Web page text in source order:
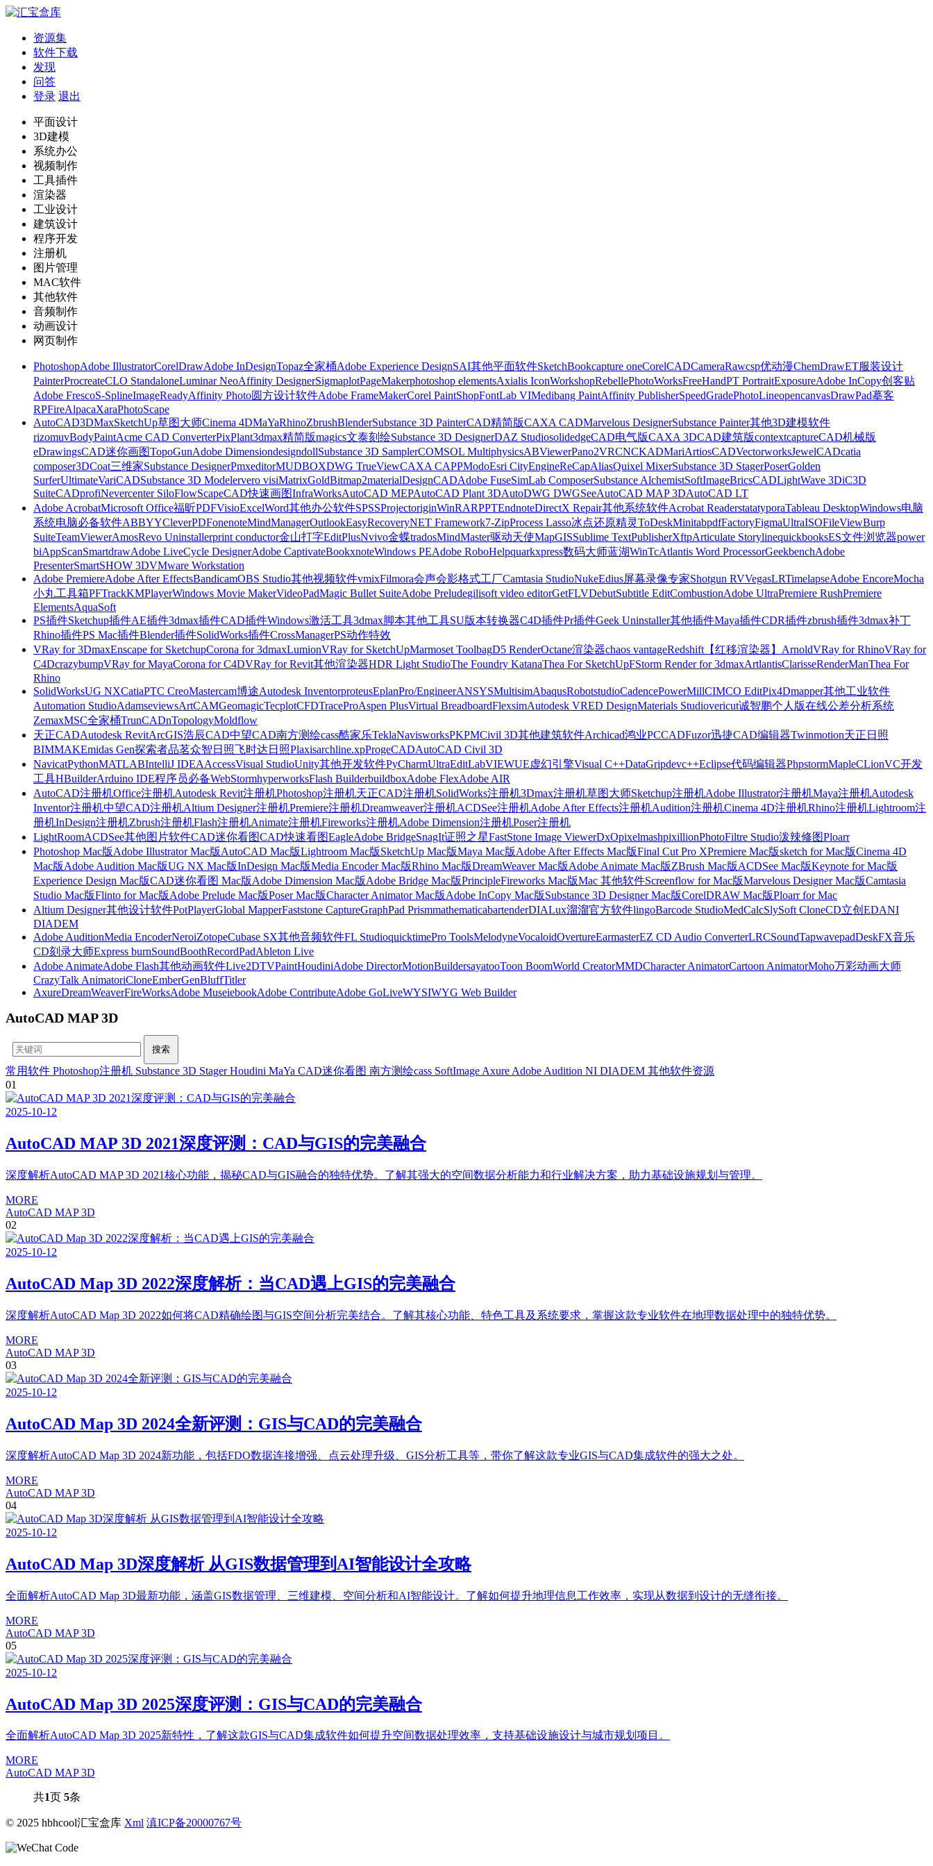
资源集
软件下载
发现
问答
登录 退出
平面设计
3D建模
系统办公
视频制作
工具插件
渲染器
工业设计
建筑设计
程序开发
注册机
图片管理
MAC软件
其他软件
音频制作
动画设计
网页制作
PhotoshopAdobe IllustratorCorelDrawAdobe InDesignTopaz全家桶Adobe Experience DesignSAI其他平面软件SketchBookcapture oneCorelCADCameraRawcsp优动漫ChemDrawET服装设计
PainterProcreateCLO StandaloneLuminar NeoAffinity DesignerSigmaplotPageMakerphotoshop elementsAxialis IconWorkshopRebellePhotoWorksFreeHandPT PortraitExposureAdobe InCopy创客贴
Adobe FrescoS-SplineImageReadyAffinity Photo圆方设计软件Adobe FrameMakerCorel PaintShopFontLab VIMedibang PaintAffinity PublisherSpeedGradePhotoLineopencanvasDrawPad摹客
RPFireAlpacaXaraPhotoScape
AutoCAD3DMaxSketchUp草图大师Cinema 4DMaYaRhinoZbrushBlenderSubstance 3D PainterCAD精简版CAXA CADMarvelous DesignerSubstance Painter其他3D建模软件
rizomuvBodyPaintAcme CAD ConverterPixPlant3dmax精简版magics文泰刻绘Substance 3D DesignerDAZ StudiosolidedgeCAD电气版CAXA 3DCAD建筑版contextcaptureCAD机械版
eDrawingsCAD迷你画图TopoGunAdobe DimensiondesigndollSubstance 3D SamplerCOMSOL MultiphysicsABViewerPano2VRCNCKADMariArtiosCADVectorworksJewelCADcatia
composer3DCoat三维家Substance DesignerPmxeditorMUDBOXDWG TrueViewCAXA CAPPModoEsri CityEngineReCapAliasQuixel MixerSubstance 3D StagerPoserGolden
SurferUltimateVariCADSubstance 3D Modelervero visiMatrixGoldBitmap2materialDesignCADAdobe FuseSimLab ComposerSubstance AlchemistSoftImageBricsCADLightWave 3DiC3D
SuiteCADprofiNevercenter SiloFlowScapeCAD快速画图InfraWorksAutoCAD MEPAutoCAD Plant 3DAutoDWG DWGSeeAutoCAD MAP 3DAutoCAD LT
Adobe AcrobatMicrosoft Office福昕PDFVisioExcelWord其他办公软件SPSSProjectoriginWinRARPPTEndnoteDirectX Repair其他系统软件Acrobat ReaderstatatyporaTableau DesktopWindows电脑
系统电脑必备软件ABBYYCleverPDFonenoteMindManagerOutlookEasyRecoveryNET Framework7-ZipProcess Lasso冰点还原精灵ToDeskMinitabpdfFactoryFigmaUltraISOFileViewBurp
SuiteTeamViewerAmosRevo Uninstallerprint conductor金山打字EditPlusNvivo金蝶tradosMindMaster驱动天使MapGISSublime TextPublisherXftpArticulate StorylinequickbooksES文件浏览器power
biAppScanSmartdrawAdobe LiveCycle DesignerAdobe CaptivateBookxnoteWindows PEAdobe RoboHelpquarkxpress数码大师蓝湖WinTcAtlantis Word ProcessorGeekbenchAdobe
PresenterSmartSHOW 3DVMware Workstation
Adobe PremiereAdobe After EffectsBandicamOBS Studio其他视频软件vmixFilmora会声会影格式工厂Camtasia StudioNukeEdius屏幕录像专家Shotgun RVVegasLRTimelapseAdobe EncoreMocha
小丸工具箱PFTrackKMPlayerWindows Movie MakerVideoPadMagic Bullet SuiteAdobe Preludegilisoft video editorGetFLVDebutSubtitle EditCombustionAdobe UltraPremiere RushPremiere
ElementsAquaSoft
PS插件Sketchup插件AE插件3dmax插件CAD插件Windows激活工具3dmax脚本其他工具SU版本转换器C4D插件Pr插件Geek Uninstaller其他插件Maya插件CDR插件zbrush插件3dmax补丁
Rhino插件PS Mac插件Blender插件SolidWorks插件CrossManagerPS动作特效
VRay for 3DmaxEnscape for SketchupCorona for 3dmaxLumionVRay for SketchUpMarmoset ToolbagD5 RenderOctane渲染器chaos vantageRedshift【红移渲染器】 ArnoldVRay for RhinoVRay for
C4DcrazybumpVRay for MayaCorona for C4DVRay for Revit其他渲染器HDR Light StudioThe Foundry KatanaThea For SketchUpFStorm Render for 3dmaxArtlantisClarisseRenderManThea For
Rhino
SolidWorksUG NXCatiaPTC CreoMastercam博途Autodesk InventorproteusEplanPro/EngineerANSYSMultisimAbaqusRobotstudioCadencePowerMillCIMCO EditPix4Dmapper其他工业软件
Automation StudioAdamseviewsArtCAMGeomagicTecplotCFDTraceProAspen PlusVirtual BreadboardFlexsimAutodesk VRED DesignMaterials Studiovericut诚智鹏个人版在线公差分析系统
ZemaxMSC全家桶TrunCADnTopologyMoldflow
天正CADAutodesk RevitArcGIS浩辰CAD中望CAD南方测绘cass酷家乐TeklaNavisworksPKPMCivil 3D其他建筑软件Archicad鸿业PCCADFuzor迅捷CAD编辑器Twinmotion天正日照
BIMMAKEmidas Gen探索者品茗众智日照飞时达日照Plaxisarchline.xpProgeCADAutoCAD Civil 3D
NavicatPythonMATLABIntelliJ IDEAAccessVisual StudioUnity其他开发软件PyCharmUltraEditLabVIEWUE虚幻引擎Visual C++DataGripdevc++Eclipse代码编辑器PhpstormMapleCLionVC开发
工具HBuilderArduino IDE程序员必备WebStormhyperworksFlash BuilderbuildboxAdobe FlexAdobe AIR
AutoCAD注册机Office注册机Autodesk Revit注册机Photoshop注册机天正CAD注册机SolidWorks注册机3Dmax注册机草图大师Sketchup注册机Adobe Illustrator注册机Maya注册机Autodesk
Inventor注册机中望CAD注册机Altium Designer注册机Premiere注册机Dreamweaver注册机ACDSee注册机Adobe After Effects注册机Audition注册机Cinema 4D注册机Rhino注册机Lightroom注
册机InDesign注册机Zbrush注册机Flash注册机Animate注册机Fireworks注册机Adobe Dimension注册机Poser注册机
LightRoomACDSee其他图片软件CAD迷你看图CAD快速看图EagleAdobe BridgeSnagIt证照之星FastStone Image ViewerDxOpixelmashpixillionPhotoFiltre Studio泼辣修图Ploarr
Photoshop Mac版Adobe Illustrator Mac版AutoCAD Mac版Lightroom Mac版SketchUp Mac版Maya Mac版Adobe After Effects Mac版Final Cut Pro XPremiere Mac版sketch for Mac版Cinema 4D
Mac版Adobe Audition Mac版UG NX Mac版InDesign Mac版Media Encoder Mac版Rhino Mac版DreamWeaver Mac版Adobe Animate Mac版ZBrush Mac版ACDSee Mac版Keynote for Mac版
Experience Design Mac版CAD迷你看图 Mac版Adobe Dimension Mac版Adobe Bridge Mac版PrincipleFireworks Mac版Mac 其他软件Screenflow for Mac版Marvelous Designer Mac版Camtasia
Studio Mac版Flinto for Mac版Adobe Prelude Mac版Poser Mac版Character Animator Mac版Adobe InCopy Mac版Substance 3D Designer Mac版CorelDRAW Mac版Ploarr for Mac
Altium Designer其他设计软件PotPlayerGlobal MapperFaststone CaptureGraphPad PrismmathematicabartenderDIALux溜溜官方软件lingoBarcode StudioMedCalcSlySoft CloneCD立创EDANI
DIADEM
Adobe AuditionMedia EncoderNeroiZotopeCubase SX其他音频软件FL StudioquicktimePro ToolsMelodyneVocaloidOvertureEarmasterEZ CD Audio ConverterLRCSoundTapwavepadDeskFX音乐
CD刻录大师Express burnSoundBoothRecordPadAbleton Live
Adobe AnimateAdobe Flash其他动画软件Live2DTVPaintHoudiniAdobe DirectorMotionBuildersayatooToon BoomWorld CreatorMMDCharacter AnimatorCartoon AnimatorMoho万彩动画大师
CrazyTalk AnimatoriCloneEmberGenBluffTitler
AxureDreamWeaverFireWorksAdobe MuseiebookAdobe ContributeAdobe GoLiveWYSIWYG Web Builder
AutoCAD MAP 3D
常用软件 Photoshop注册机 Substance 3D Stager Houdini MaYa CAD迷你看图 南方测绘cass SoftImage Axure Adobe Audition NI DIADEM 其他软件资源
01
2025-10-12
AutoCAD MAP 3D 2021深度评测：CAD与GIS的完美融合
深度解析AutoCAD MAP 3D 2021核心功能，揭秘CAD与GIS融合的独特优势。了解其强大的空间数据分析能力和行业解决方案，助力基础设施规划与管理。
MORE
AutoCAD MAP 3D
02
2025-10-12
AutoCAD Map 3D 2022深度解析：当CAD遇上GIS的完美融合
深度解析AutoCAD Map 3D 2022如何将CAD精确绘图与GIS空间分析完美结合。了解其核心功能、特色工具及系统要求，掌握这款专业软件在地理数据处理中的独特优势。
MORE
AutoCAD MAP 3D
03
2025-10-12
AutoCAD Map 3D 2024全新评测：GIS与CAD的完美融合
深度解析AutoCAD Map 3D 2024新功能，包括FDO数据连接增强、点云处理升级、GIS分析工具等，带你了解这款专业GIS与CAD集成软件的强大之处。
MORE
AutoCAD MAP 3D
04
2025-10-12
AutoCAD Map 3D深度解析 从GIS数据管理到AI智能设计全攻略
全面解析AutoCAD Map 3D最新功能，涵盖GIS数据管理、三维建模、空间分析和AI智能设计。了解如何提升地理信息工作效率，实现从数据到设计的无缝衔接。
MORE
AutoCAD MAP 3D
05
2025-10-12
AutoCAD Map 3D 2025深度评测：GIS与CAD的完美融合
全面解析AutoCAD Map 3D 2025新特性，了解这款GIS与CAD集成软件如何提升空间数据处理效率，支持基础设施设计与城市规划项目。
MORE
AutoCAD MAP 3D
共1页 5条
© 2025 hbhcool汇宝盒库 Xml 滇ICP备20000767号